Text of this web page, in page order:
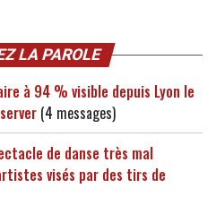
LA PAROLE
à 94 % visible depuis Lyon le
(4 messages)
de danse très mal
visés par des tirs de